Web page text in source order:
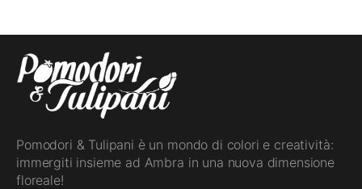
Pomodori & Tulipani è un mondo di colori e creatività:
immergiti insieme ad Ambra in una nuova dimensione
floreale!